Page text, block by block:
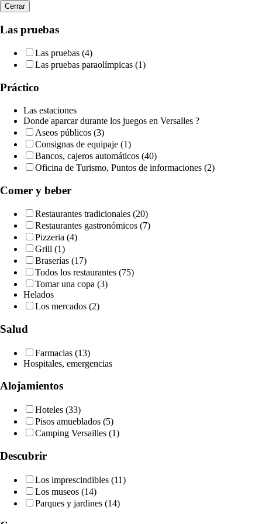
Cerrar
Las pruebas
Las pruebas (4)
Las pruebas paraolímpicas (1)
Práctico
Las estaciones
Donde aparcar durante los juegos en Versalles ?
Aseos públicos (3)
Consignas de equipaje (1)
Bancos, cajeros automáticos (40)
Oficina de Turismo, Puntos de informaciones (2)
Comer y beber
Restaurantes tradicionales (20)
Restaurantes gastronómicos (7)
Pizzeria (4)
Grill (1)
Braserías (17)
Todos los restaurantes (75)
Tomar una copa (3)
Helados
Los mercados (2)
Salud
Farmacias (13)
Hospitales, emergencias
Alojamientos
Hoteles (33)
Pisos amueblados (5)
Camping Versailles (1)
Descubrir
Los imprescindibles (11)
Los museos (14)
Parques y jardines (14)